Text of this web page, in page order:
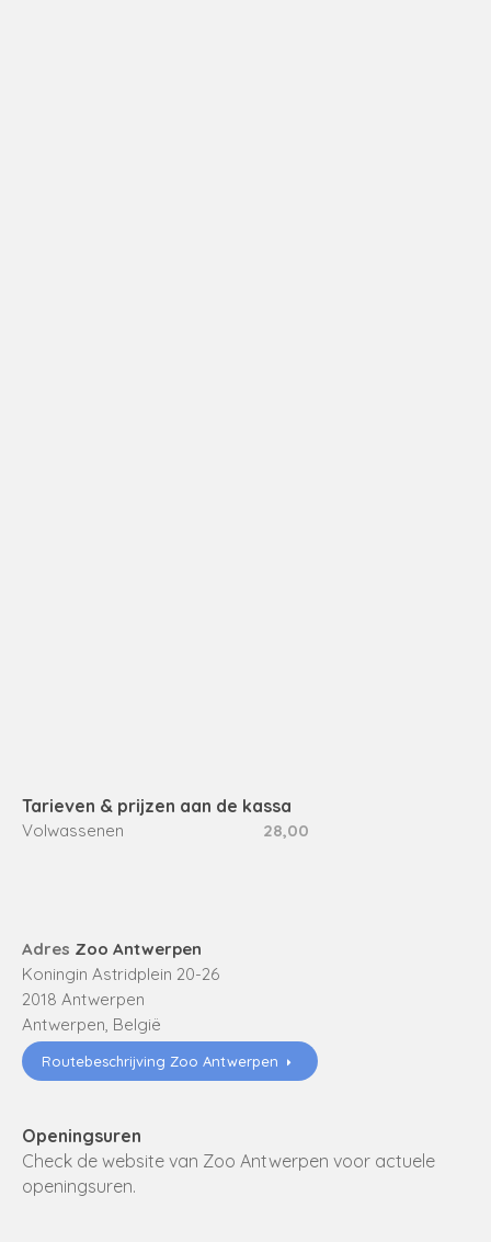
Tarieven & prijzen aan de kassa
Volwassenen 28,00
Adres Zoo Antwerpen
Koningin Astridplein 20-26
2018 Antwerpen
Antwerpen België
Routebeschrijving Zoo Antwerpen
Openingsuren
Check de website van Zoo Antwerpen voor actuele
openingsuren.